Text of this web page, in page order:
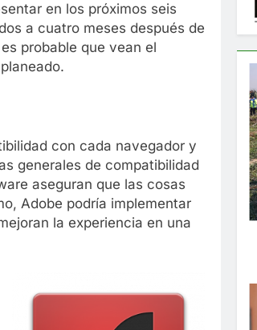
en los próximos seis
a cuatro meses después de
probable que vean el
con cada navegador y
generales de compatibilidad
aseguran que las cosas
Adobe podría implementar
la experiencia en una